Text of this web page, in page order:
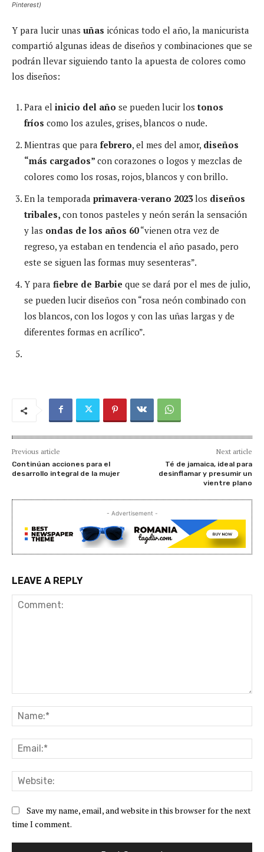
Pinterest)
Y para lucir unas uñas icónicas todo el año, la manicurista
compartió algunas ideas de diseños y combinaciones que se
podrán llevar siguiendo tanto la apuesta de colores como
los diseños:
Para el inicio del año se pueden lucir los tonos
fríos como los azules, grises, blancos o nude.
Mientras que para febrero, el mes del amor, diseños
“más cargados” con corazones o logos y mezclas de
colores como los rosas, rojos, blancos y con brillo.
En la temporada primavera-verano 2023los diseños
tribales, con tonos pasteles y neón serán la sensación
y las ondas de los años 60“vienen otra vez de
regreso, ya estaban en tendencia el año pasado, pero
este se siguen las formas muy sesenteras”.
Y para fiebre de Barbie que se dará por el mes de julio,
se pueden lucir diseños con “rosa neón combinado con
los blancos, con los logos y con las uñas largas y de
diferentes formas en acrílico”.
Previous article
Continúan acciones para el
desarrollo integral de la mujer
Next article
Té de jamaica, ideal para
desinflamar y presumir un
vientre plano
- Advertisement -
LEAVE A REPLY
Save my name, email, and website in this browser for the next
time I comment.